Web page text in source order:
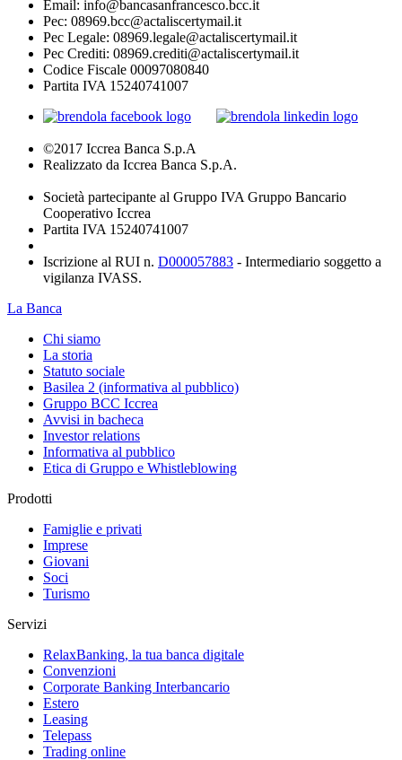
Email: info@bancasanfrancesco.bcc.it
Pec: 08969.bcc@actaliscertymail.it
Pec Legale: 08969.legale@actaliscertymail.it
Pec Crediti: 08969.crediti@actaliscertymail.it
Codice Fiscale 00097080840
Partita IVA 15240741007
©2017 Iccrea Banca S.p.A
Realizzato da Iccrea Banca S.p.A.
Società partecipante al Gruppo IVA Gruppo Bancario
Cooperativo Iccrea
Partita IVA 15240741007
Iscrizione al RUI n. D000057883 - Intermediario soggetto a
vigilanza IVASS.
La Banca
Chi siamo
La storia
Statuto sociale
Basilea 2 (informativa al pubblico)
Gruppo BCC Iccrea
Avvisi in bacheca
Investor relations
Informativa al pubblico
Etica di Gruppo e Whistleblowing
Prodotti
Famiglie e privati
Imprese
Giovani
Soci
Turismo
Servizi
RelaxBanking, la tua banca digitale
Convenzioni
Corporate Banking Interbancario
Estero
Leasing
Telepass
Trading online